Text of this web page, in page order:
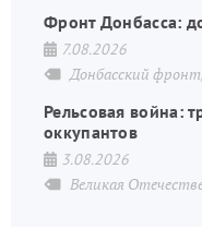
Фронт Донбасса:
7.08.2026
Донбасский
Рельсовая война:
оккупантов
3.08.2026
Великая